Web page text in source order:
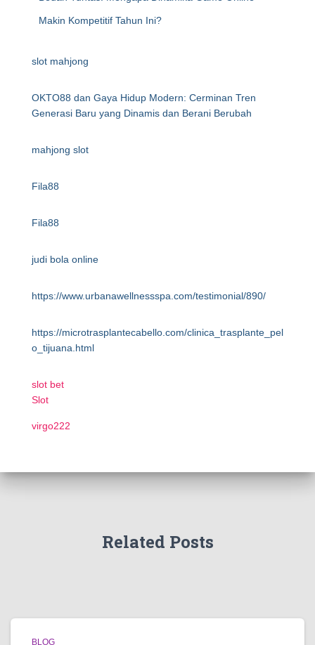
Makin Kompetitif Tahun Ini?
slot mahjong
OKTO88 dan Gaya Hidup Modern: Cerminan Tren
Generasi Baru yang Dinamis dan Berani Berubah
mahjong slot
Fila88
Fila88
judi bola online
https://www.urbanawellnessspa.com/testimonial/890/
https://microtrasplantecabello.com/clinica_trasplante_pel
o_tijuana.html
slot bet
Slot
virgo222
Related Posts
BLOG